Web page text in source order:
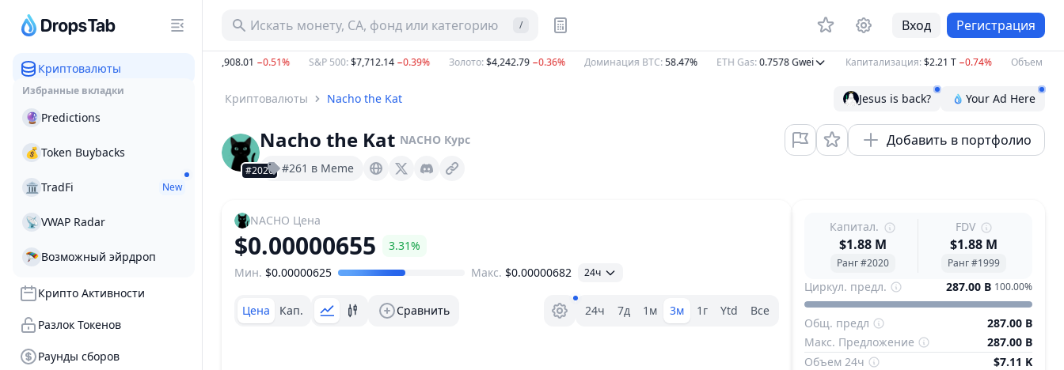
Криптовалюты
Избранные вкладки
🔮 Predictions
💰 Token Buybacks
🏛 TradFi New
📡 VWAP Radar
🪂 Возможный эйрдроп
Крипто Активности
Разлок Токенов
Раунды сборов
Искать монету, CA, фонд или категорию / Вход Регистрация
$1,908.01 −0.51% S&P 500:$7,712.14 −0.39% Золото:$4,242.79 −0.36% Доминация BTC:58.47% ETH Gas:0.7578Gwei Капитализация:$2.21 T −0.74% Объем 24ч
Криптовалюты Nacho the Kat Jesus is back? Your Ad Here
#2020
Nacho the Kat NACHO Курс Добавить в портфолио
#261 в Meme X (Twitter)
NACHO Цена
$0.00000655 3.31%
Ценовой диапазон
Мин. $0.00000625 Макс. $0.00000682 24ч
Цена Кап. Сравнить Селектор диапазона.
24ч 7д 1м 3м 1г Ytd Все
Капитал.
$1.88 M
Ранг #2020
FDV
$1.88 M
Ранг #1999
Циркул. предл. 287.00 B 100.00%
Общ. предл
287.00 B
Макс. Предложение
287.00 B
Объем 24ч
$7.11 K